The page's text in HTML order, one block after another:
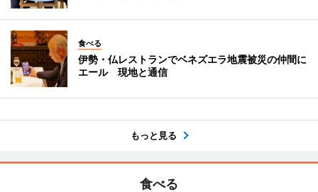
食べる
伊勢・仏レストランでベネズエラ地震被災の仲間に
エール 現地と通信
もっと見る
食べる